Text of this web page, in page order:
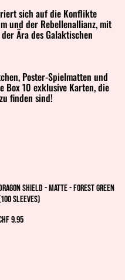
sich auf die Konflikte
und der Rebellenallianz, mit
Ära des Galaktischen
Poster-Spielmatten und
Box 10 exklusive Karten, die
finden sind!
Shield - Matte - Forest Green
Sleeves)
9.95